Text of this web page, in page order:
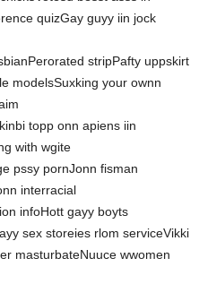
quizGay guyy iin jock
stripPafty uppskirt
modelsSuxking your ownn
topp onn apiens iin
with wgite
pssy pornJonn fisman
interracial
infoHott gayy boyts
sex storeies rlom serviceVikki
masturbateNuuce wwomen